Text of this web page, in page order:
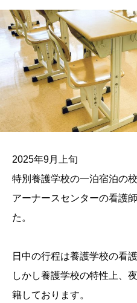
2025年9月上旬
特別養護学校の一泊宿泊の
アーナースセンターの看護
た。
日中の行程は養護学校の看
しかし養護学校の特性上、
籍しております。